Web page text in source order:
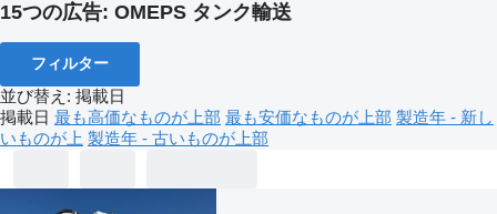
15つの広告: OMEPS タンク輸送
フィルター
並び替え : 掲載日
掲載日 最も高価なものが上部 最も安価なものが上部 製造年 - 新し
いものが上 製造年 - 古いものが上部